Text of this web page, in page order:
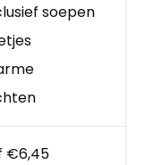
soepen
€6,45